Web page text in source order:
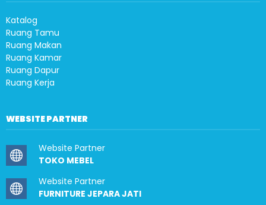
Katalog
Ruang Tamu
Ruang Makan
Ruang Kamar
Ruang Dapur
Ruang Kerja
WEBSITE PARTNER
Website Partner
TOKO MEBEL
Website Partner
FURNITURE JEPARA JATI